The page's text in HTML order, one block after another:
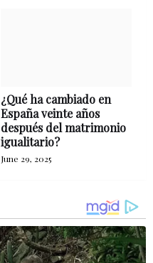
¿Qué ha cambiado en
España veinte años
después del matrimonio
igualitario?
June 29, 2025